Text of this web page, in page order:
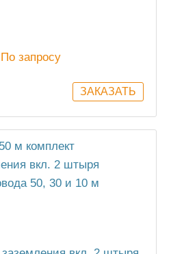
По запросу